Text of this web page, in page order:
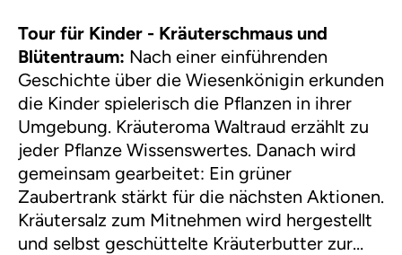
Tour für Kinder - Kräuterschmaus und
Blütentraum: Nach einer einführenden
Geschichte über die Wiesenkönigin erkunden
die Kinder spielerisch die Pflanzen in ihrer
Umgebung. Kräuteroma Waltraud erzählt zu
jeder Pflanze Wissenswertes. Danach wird
gemeinsam gearbeitet: Ein grüner
Zaubertrank stärkt für die nächsten Aktionen.
Kräutersalz zum Mitnehmen wird hergestellt
und selbst geschüttelte Kräuterbutter zur